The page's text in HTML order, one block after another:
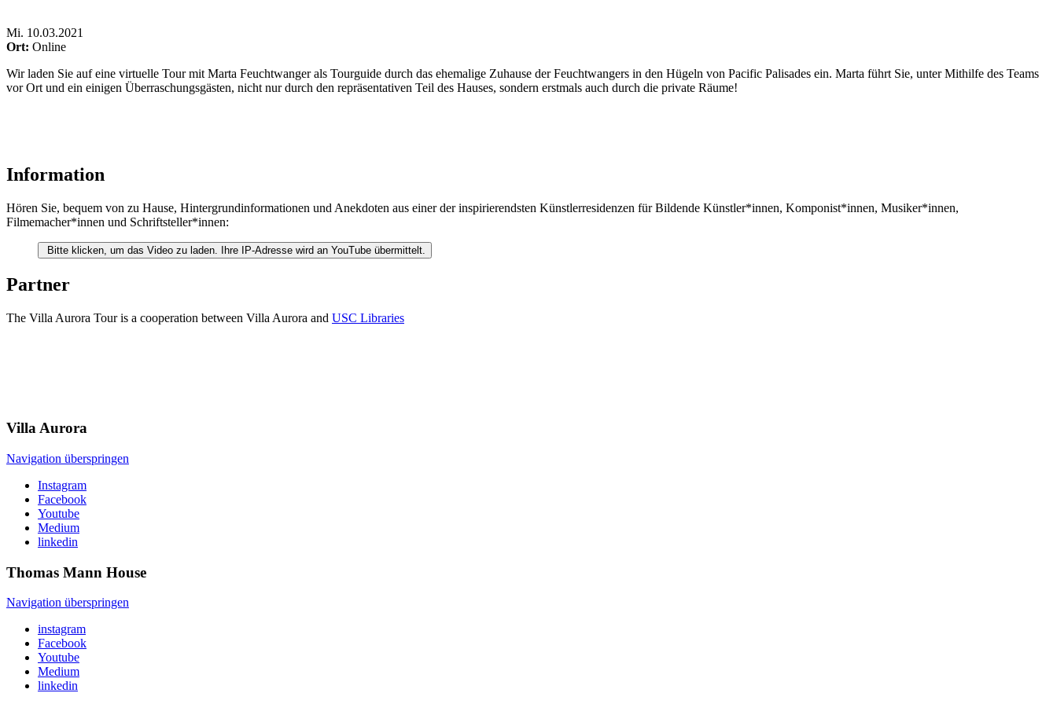
Mi. 10.03.2021
Ort: Online
Wir laden Sie auf eine virtuelle Tour mit Marta Feuchtwanger als Tourguide durch das ehemalige Zuhause der Feuchtwangers in den Hügeln von Pacific Palisades ein. Marta führt Sie, unter Mithilfe des Teams
vor Ort und ein einigen Überraschungsgästen, nicht nur durch den repräsentativen Teil des Hauses, sondern erstmals auch durch die private Räume!
Information
Hören Sie, bequem von zu Hause, Hintergrundinformationen und Anekdoten aus einer der inspirierendsten Künstlerresidenzen für Bildende Künstler*innen, Komponist*innen, Musiker*innen,
Filmemacher*innen und Schriftsteller*innen:
Bitte klicken, um das Video zu laden. Ihre IP-Adresse wird an YouTube übermittelt.
Partner
The Villa Aurora Tour is a cooperation between Villa Aurora and USC Libraries
VillaAurora
Navigation überspringen
Instagram
Facebook
Youtube
Medium
linkedin
Thomas Mann House
Navigation überspringen
instagram
Facebook
Youtube
Medium
linkedin